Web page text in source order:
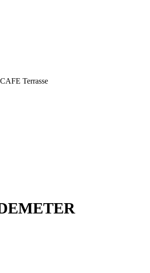
CAFE Terrasse